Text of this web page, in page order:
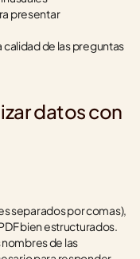
presentar
calidad de las preguntas
datos con
separados por comas),
bien estructurados.
de las